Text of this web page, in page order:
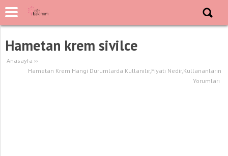
Hametan krem sivilce
Anasayfa ››
Hametan Krem Hangi Durumlarda Kullanılır,Fiyatı Nedir,Kullananların
Yorumları